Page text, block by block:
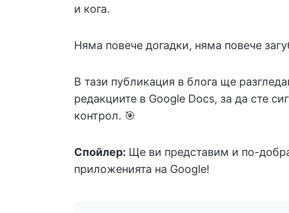
и кога.
Няма повече догадки, няма повече
В тази публикация в блога ще
редакциите в Google Docs, за да сте
контрол. 🎯
Спойлер: Ще ви представим и по-
приложенията на Google!